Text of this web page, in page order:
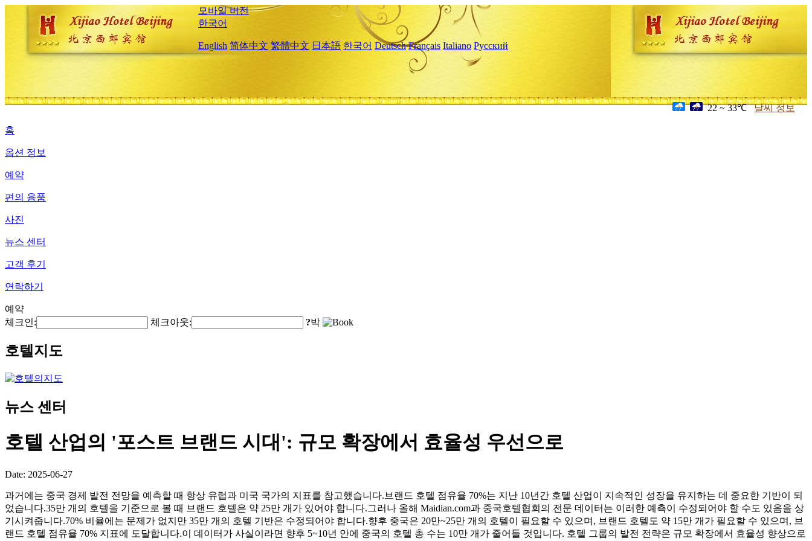
모바일 버전
한국어
English 简体中文 繁體中文 日本語 한국어 Deutsch Français Italiano Русский
22 ~ 33℃ 날씨 정보
홈
옵션 정보
예약
편의 용품
사진
뉴스 센터
고객 후기
연락하기
예약
체크인:
체크아웃: ?박
호텔지도
뉴스 센터
호텔 산업의 '포스트 브랜드 시대': 규모 확장에서 효율성 우선으로
Date: 2025-06-27
과거에는 중국 경제 발전 전망을 예측할 때 항상 유럽과 미국 국가의 지표를 참고했습니다.브랜드 호텔 점유율 70%는 지난 10년간 호텔 산업이 지속적인 성장을 유지하는 데 중요한 기반이 되
었습니다.35만 개의 호텔을 기준으로 볼 때 브랜드 호텔은 약 25만 개가 있어야 합니다.그러나 올해 Maidian.com과 중국호텔협회의 전문 데이터는 이러한 예측이 수정되어야 할 수도 있음을 상
기시켜줍니다.70% 비율에는 문제가 없지만 35만 개의 호텔 기반은 수정되어야 합니다.향후 중국은 20만~25만 개의 호텔이 필요할 수 있으며, 브랜드 호텔도 약 15만 개가 필요할 수 있으며, 브
랜드 호텔 점유율 70% 지표에 도달합니다.이 데이터가 사실이라면 향후 5~10년 안에 중국의 호텔 총 수는 10만 개가 줄어들 것입니다. 호텔 그룹의 발전 전략은 규모 확장에서 효율성 향상으로